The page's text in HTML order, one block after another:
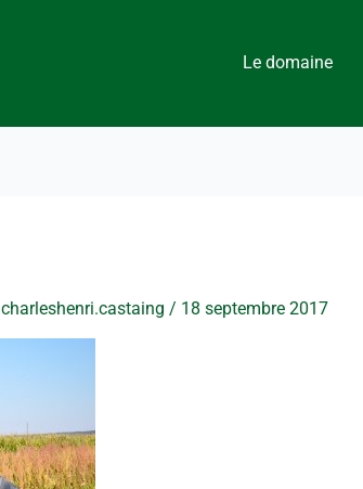
Le domaine
charleshenri.castaing / 18 septembre 2017